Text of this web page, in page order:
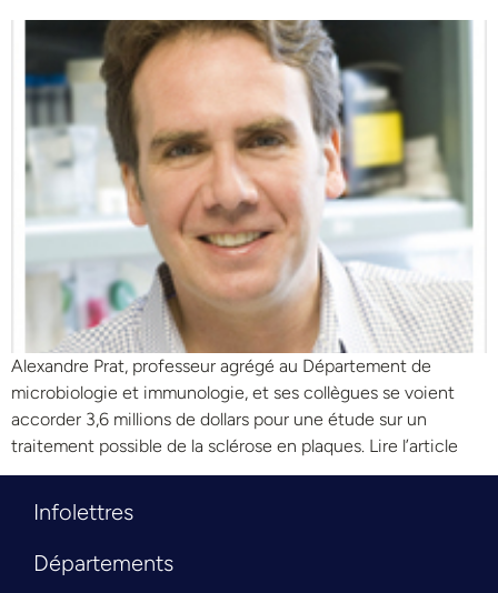
Alexandre Prat, professeur agrégé au Département de
microbiologie et immunologie, et ses collègues se voient
accorder 3,6 millions de dollars pour une étude sur un
traitement possible de la sclérose en plaques. Lire l’article
Infolettres
Départements